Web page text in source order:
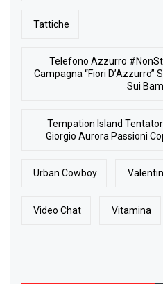
Tattiche
Telefono Azzurro
Campagna “Fiori D’Azzurro”
Sui
Tempation Island
Giorgio Aurora Passioni
Urban Cowboy
Video Chat Vitamina